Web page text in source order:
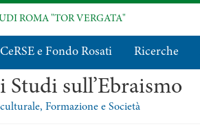
ROMA "TOR VERGATA"
e Fondo Rosati Ricerche
sull’Ebraismo
Formazione e Società